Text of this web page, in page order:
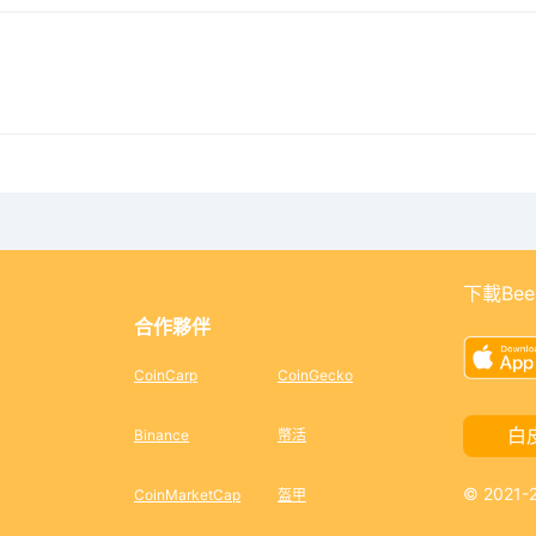
合作夥伴
CoinCarp
Binance
CoinMarketCap
CoinGecko
幣活
盔甲
下載
白
© 2021-